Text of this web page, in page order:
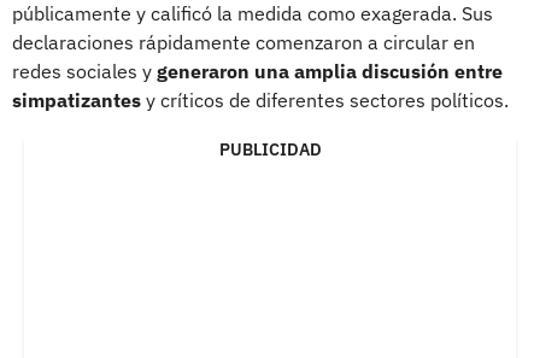
públicamente y calificó la medida como exagerada. Sus
declaraciones rápidamente comenzaron a circular en
redes sociales y generaron una amplia discusión entre
simpatizantes y críticos de diferentes sectores políticos.
PUBLICIDAD